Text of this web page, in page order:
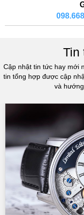
Tin
Cập nhật tin tức hay mới
tin tổng hợp được cập
và